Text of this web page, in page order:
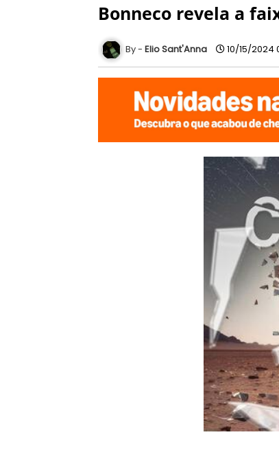
Bonneco revela a
Elio Sant'Anna 10/15/2024